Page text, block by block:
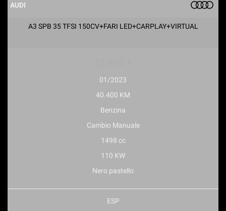
AUDI
A3 SPB 35 TFSI 150CV+FARI LED+CARPLAY+VIRTUAL
01/2023
40.400 KM
Benzina
Cambio Manuale
1498 cc
110 KW
Nero pastello
ESP